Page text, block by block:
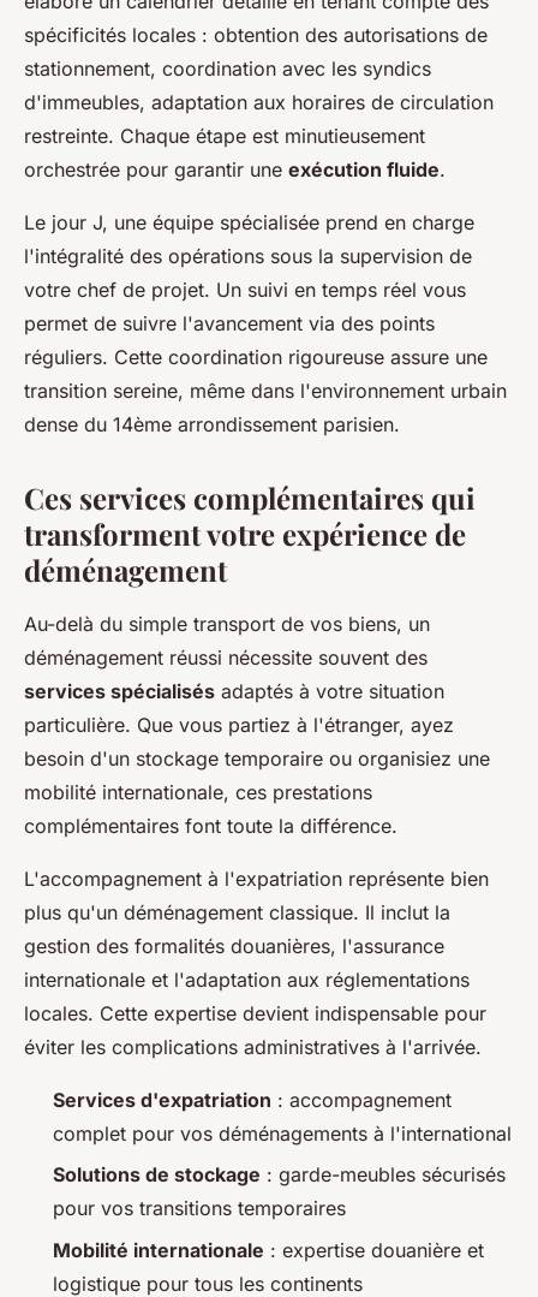
spécificités locales : obtention des autorisations de
stationnement, coordination avec les syndics
d'immeubles, adaptation aux horaires de circulation
restreinte. Chaque étape est minutieusement
orchestrée pour garantir une exécution fluide.
Le jour J, une équipe spécialisée prend en charge
l'intégralité des opérations sous la supervision de
votre chef de projet. Un suivi en temps réel vous
permet de suivre l'avancement via des points
réguliers. Cette coordination rigoureuse assure une
transition sereine, même dans l'environnement urbain
dense du 14ème arrondissement parisien.
Ces services complémentaires qui
transforment votre expérience de
déménagement
Au-delà du simple transport de vos biens, un
déménagement réussi nécessite souvent des
services spécialisés adaptés à votre situation
particulière. Que vous partiez à l'étranger, ayez
besoin d'un stockage temporaire ou organisiez une
mobilité internationale, ces prestations
complémentaires font toute la différence.
L'accompagnement à l'expatriation représente bien
plus qu'un déménagement classique. Il inclut la
gestion des formalités douanières, l'assurance
internationale et l'adaptation aux réglementations
locales. Cette expertise devient indispensable pour
éviter les complications administratives à l'arrivée.
Services d'expatriation : accompagnement
complet pour vos déménagements à l'international
Solutions de stockage : garde-meubles sécurisés
pour vos transitions temporaires
Mobilité internationale : expertise douanière et
logistique pour tous les continents